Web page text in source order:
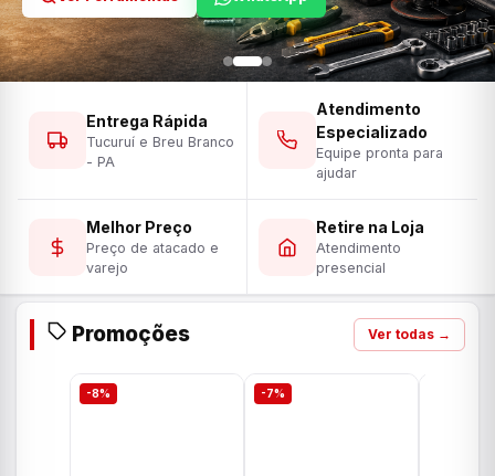
Entrega Rápida
Tucuruí e Breu Branco
- PA
Atendimento
Especializado
Equipe pronta para
ajudar
Melhor Preço
Preço de atacado e
varejo
Retire na Loja
Atendimento
presencial
Promoções Ver todas →
-8% -7%